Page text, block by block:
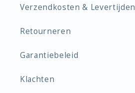
Verzendkosten & Levertijden
Retourneren
Garantiebeleid
Klachten